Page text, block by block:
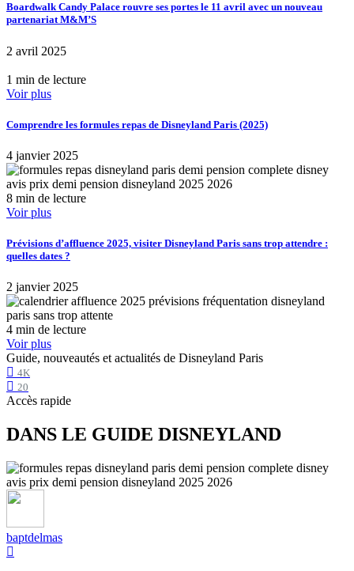
Boardwalk Candy Palace rouvre ses portes le 11 avril avec un nouveau
partenariat M&M’S
2 avril 2025
1 min de lecture
Voir plus
Comprendre les formules repas de Disneyland Paris (2025)
4 janvier 2025
8 min de lecture
Voir plus
Prévisions d’affluence 2025, visiter Disneyland Paris sans trop attendre :
quelles dates ?
2 janvier 2025
4 min de lecture
Voir plus
Guide, nouveautés et actualités de Disneyland Paris
4K
20
Accès rapide
DANS LE GUIDE DISNEYLAND
baptdelmas